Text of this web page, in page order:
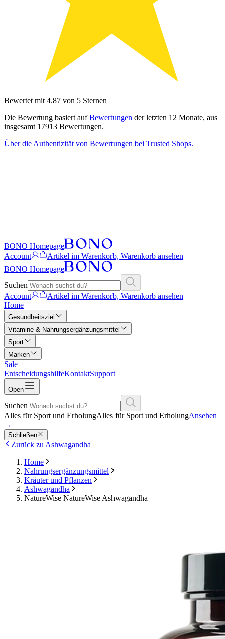
Bewertet mit 4.87 von 5 Sternen
Die Bewertung basiert aufBewertungen der letzten 12 Monate, aus
insgesamt 17913 Bewertungen.
Über die Authentizität von Bewertungen bei Trusted Shops.
BONO Homepage
Account
Artikel im Warenkorb, Warenkorb ansehen
BONO Homepage
Suchen
Account
Artikel im Warenkorb, Warenkorb ansehen
Home
Gesundheitsziel
Vitamine & Nahrungsergänzungsmittel
Sport
Marken
Sale
EntscheidungshilfeKontaktSupport
Open
Suchen
Alles für Sport und ErholungAlles für Sport und ErholungAnsehen
→
Schließen
Zurück zu Ashwagandha
Home
Nahrungsergänzungsmittel
Kräuter und Pflanzen
Ashwagandha
NatureWise NatureWise Ashwagandha